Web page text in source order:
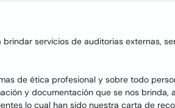
servicios de auditorias externas,
de ética profesional y sobre todo
y documentación que se nos brinda,
lo cual han sido nuestra carta de